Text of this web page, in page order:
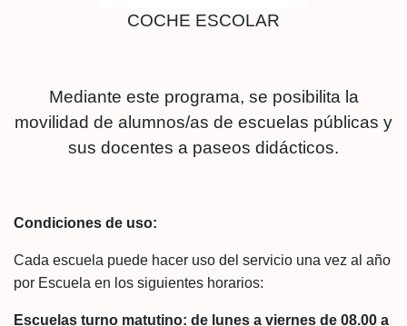
COCHE ESCOLAR
Mediante este programa, se posibilita la
movilidad de alumnos/as de escuelas públicas y
sus docentes a paseos didácticos.
Condiciones de uso:
Cada escuela puede hacer uso del servicio una vez al año
por Escuela en los siguientes horarios:
Escuelas turno matutino: de lunes a viernes de 08.00 a